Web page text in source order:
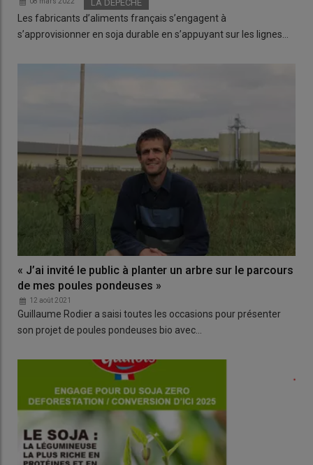
LA DEPECHE
Les fabricants d’aliments français s’engagent à
s’approvisionner en soja durable en s’appuyant sur les lignes…
« J’ai invité le public à planter un arbre sur le parcours
de mes poules pondeuses »
12 août 2021
Guillaume Rodier a saisi toutes les occasions pour présenter
son projet de poules pondeuses bio avec…